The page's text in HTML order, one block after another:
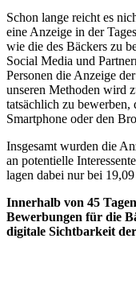
Schon lange reicht es
eine Anzeige in der
wie die des Bäckers zu
Social Media und
Personen die Anzeige
unseren Methoden wird
tatsächlich zu bewerben,
Smartphone oder den
Insgesamt wurden die
an potentielle
lagen dabei nur bei
Innerhalb von 45
Bewerbungen für die
digitale Sichtbarkeit